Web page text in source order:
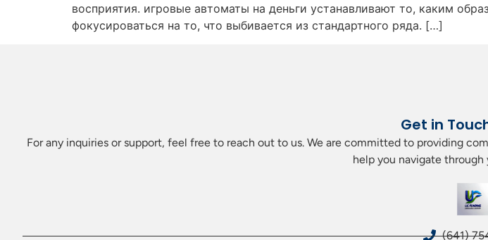
восприятия. игровые автоматы на деньги устанавливают то, каким
фокусироваться на то, что выбивается из стандартного ряда. […]
Get in
For any inquiries or support, feel free to reach out to us. We are committed to providing
help you navigate
(641)